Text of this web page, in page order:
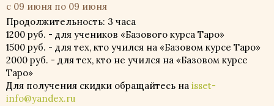
с 09 июня по 09 июня
Продолжительность: 3 часа
1200 руб. - для учеников «Базового курса Таро»
1500 руб. - для тех, кто учился на «Базовом курсе Таро»
2000 руб. - для тех, кто не учился на «Базовом курсе
Таро»
Для получения скидки обращайтесь на isset-
info@yandex.ru